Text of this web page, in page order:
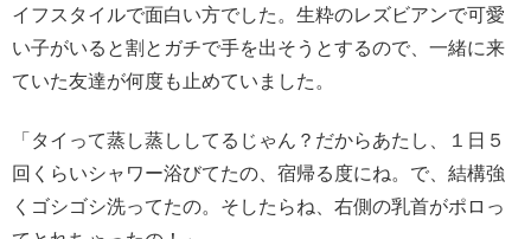
イフスタイルで面白い方でした。生粋のレズビアンで可愛
い子がいると割とガチで手を出そうとするので、一緒に来
ていた友達が何度も止めていました。
「タイって蒸し蒸ししてるじゃん？だからあたし、１日５
回くらいシャワー浴びてたの、宿帰る度にね。で、結構強
くゴシゴシ洗ってたの。そしたらね、右側の乳首がポロっ